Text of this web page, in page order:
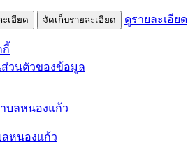
ะเอียด จัดเก็บรายละเอียด ดูรายละเอียด
กี้
ส่วนตัวของข้อมูล
หนองแก้ว